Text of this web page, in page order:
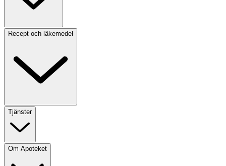
Recept och läkemedel
Tjänster
Om Apoteket